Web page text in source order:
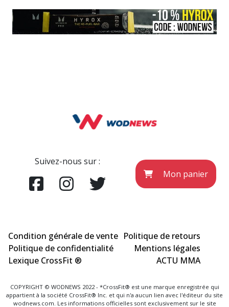
Suivez-nous sur :
Mon panier
Condition générale de vente Politique de retours
Politique de confidentialité
Mentions légales
Lexique CrossFit ®
ACTU MMA
COPYRIGHT © WODNEWS 2022 - *CrossFit® est une marque enregistrée qui
appartient à la société CrossFit® Inc. et qui n'a aucun lien avec l'éditeur du site
wodnews.com. Les informations officielles sont exclusivement sur le site